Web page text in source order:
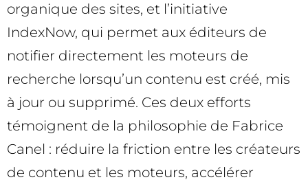
organique des sites, et l’initiative
IndexNow, qui permet aux éditeurs de
notifier directement les moteurs de
recherche lorsqu’un contenu est créé, mis
à jour ou supprimé. Ces deux efforts
témoignent de la philosophie de Fabrice
Canel : réduire la friction entre les créateurs
de contenu et les moteurs, accélérer